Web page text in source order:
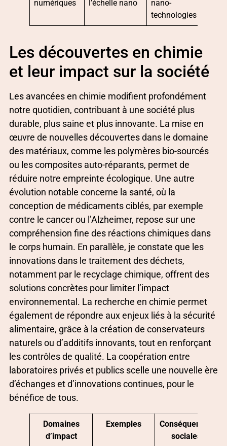
numériques
l’échelle nano
nano-
technologies
Les découvertes en chimie
et leur impact sur la société
Les avancées en chimie modifient profondément
notre quotidien, contribuant à une société plus
durable, plus saine et plus innovante. La mise en
œuvre de nouvelles découvertes dans le domaine
des matériaux, comme les polymères bio-sourcés
ou les composites auto-réparants, permet de
réduire notre empreinte écologique. Une autre
évolution notable concerne la santé, où la
conception de médicaments ciblés, par exemple
contre le cancer ou l’Alzheimer, repose sur une
compréhension fine des réactions chimiques dans
le corps humain. En parallèle, je constate que les
innovations dans le traitement des déchets,
notamment par le recyclage chimique, offrent des
solutions concrètes pour limiter l’impact
environnemental. La recherche en chimie permet
également de répondre aux enjeux liés à la sécurité
alimentaire, grâce à la création de conservateurs
naturels ou d’additifs innovants, tout en renforçant
les contrôles de qualité. La coopération entre
laboratoires privés et publics scelle une nouvelle ère
d’échanges et d’innovations continues, pour le
bénéfice de tous.
Domaines
d’impact
Exemples
Conséquences
sociales